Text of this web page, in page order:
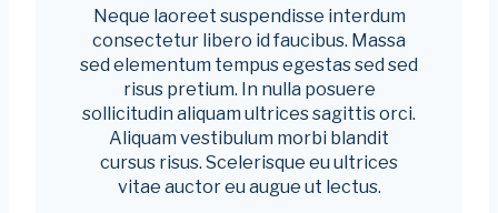
Neque laoreet suspendisse interdum
consectetur libero id faucibus. Massa
sed elementum tempus egestas sed sed
risus pretium. In nulla posuere
sollicitudin aliquam ultrices sagittis orci.
Aliquam vestibulum morbi blandit
cursus risus. Scelerisque eu ultrices
vitae auctor eu augue ut lectus.